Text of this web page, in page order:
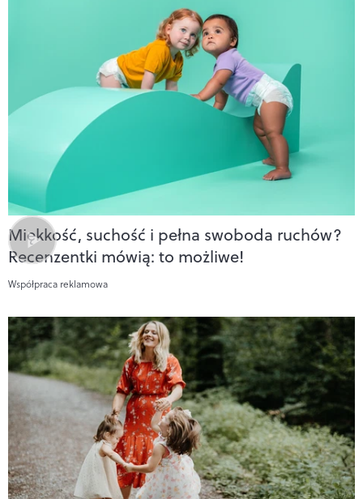
Miękkość, suchość i pełna swoboda ruchów?
Recenzentki mówią: to możliwe!
Współpraca reklamowa